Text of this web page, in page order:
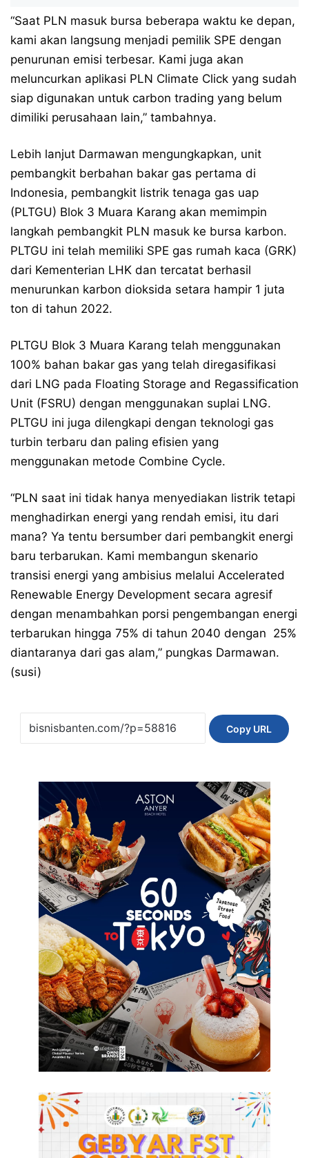
“Saat PLN masuk bursa beberapa waktu ke depan,
kami akan langsung menjadi pemilik SPE dengan
penurunan emisi terbesar. Kami juga akan
meluncurkan aplikasi PLN Climate Click yang sudah
siap digunakan untuk carbon trading yang belum
dimiliki perusahaan lain,” tambahnya.
Lebih lanjut Darmawan mengungkapkan, unit
pembangkit berbahan bakar gas pertama di
Indonesia, pembangkit listrik tenaga gas uap
(PLTGU) Blok 3 Muara Karang akan memimpin
langkah pembangkit PLN masuk ke bursa karbon.
PLTGU ini telah memiliki SPE gas rumah kaca (GRK)
dari Kementerian LHK dan tercatat berhasil
menurunkan karbon dioksida setara hampir 1 juta
ton di tahun 2022.
PLTGU Blok 3 Muara Karang telah menggunakan
100% bahan bakar gas yang telah diregasifikasi
dari LNG pada Floating Storage and Regassification
Unit (FSRU) dengan menggunakan suplai LNG.
PLTGU ini juga dilengkapi dengan teknologi gas
turbin terbaru dan paling efisien yang
menggunakan metode Combine Cycle.
“PLN saat ini tidak hanya menyediakan listrik tetapi
menghadirkan energi yang rendah emisi, itu dari
mana? Ya tentu bersumber dari pembangkit energi
baru terbarukan. Kami membangun skenario
transisi energi yang ambisius melalui Accelerated
Renewable Energy Development secara agresif
dengan menambahkan porsi pengembangan energi
terbarukan hingga 75% di tahun 2040 dengan 25%
diantaranya dari gas alam,” pungkas Darmawan.
(susi)
Copy URL